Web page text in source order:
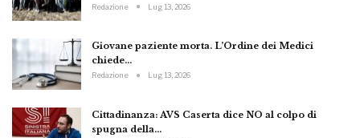
Redazione Lug 13, 2026
Giovane paziente morta. L’Ordine dei Medici
chiede…
Redazione Lug 13, 2026
Cittadinanza: AVS Caserta dice NO al colpo di
spugna della…